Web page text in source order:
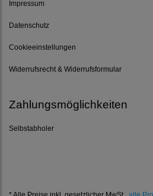
Impressum
Datenschutz
Cookieeinstellungen
Widerrufsrecht & Widerrufsformular
Zahlungsmöglichkeiten
Selbstabholer